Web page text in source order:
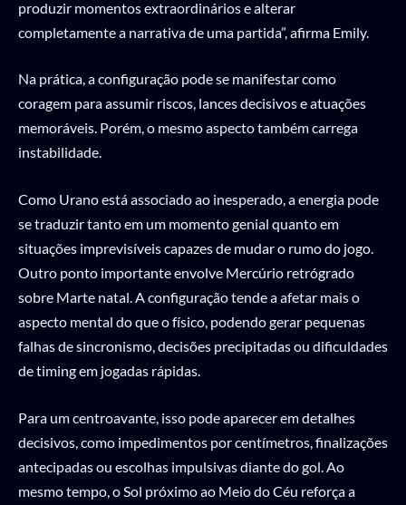
produzir momentos extraordinários e alterar
completamente a narrativa de uma partida”, afirma Emily.
Na prática, a configuração pode se manifestar como
coragem para assumir riscos, lances decisivos e atuações
memoráveis. Porém, o mesmo aspecto também carrega
instabilidade.
Como Urano está associado ao inesperado, a energia pode
se traduzir tanto em um momento genial quanto em
situações imprevisíveis capazes de mudar o rumo do jogo.
Outro ponto importante envolve Mercúrio retrógrado
sobre Marte natal. A configuração tende a afetar mais o
aspecto mental do que o físico, podendo gerar pequenas
falhas de sincronismo, decisões precipitadas ou dificuldades
de timing em jogadas rápidas.
Para um centroavante, isso pode aparecer em detalhes
decisivos, como impedimentos por centímetros, finalizações
antecipadas ou escolhas impulsivas diante do gol. Ao
mesmo tempo, o Sol próximo ao Meio do Céu reforça a